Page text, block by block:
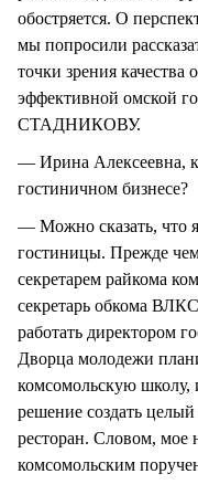
обостряется. О
мы попросили
точки зрения
эффективной омской
СТАДНИКОВУ.
— Ирина Алексеевна,
гостиничном бизнесе?
— Можно сказать, что
гостиницы. Прежде
секретарем райкома
секретарь обкома
работать директором
Дворца молодежи
комсомольскую школу,
решение создать
ресторан. Словом, мое
комсомольским